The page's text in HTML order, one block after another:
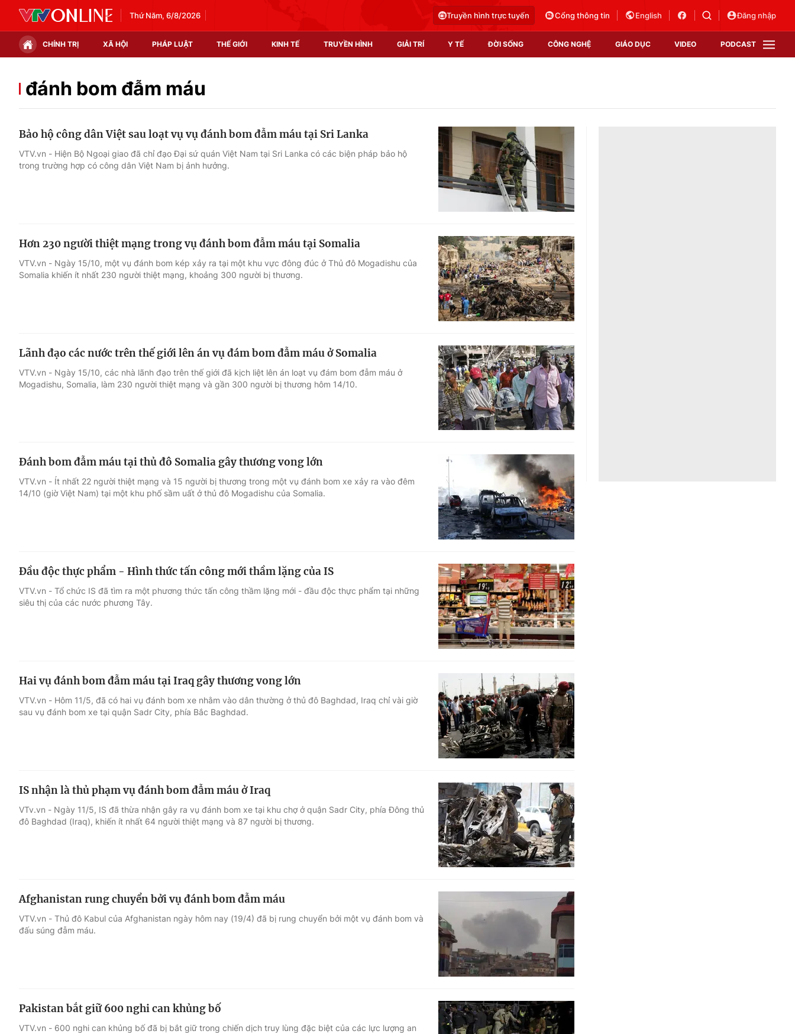
Thứ Năm, 6/8/2026 Truyền hình trực tuyến Cổng thông tin English Đăng nhập
CHÍNH TRỊ XÃ HỘI PHÁP LUẬT THẾ GIỚI KINH TẾ TRUYỀN HÌNH GIẢI TRÍ Y TẾ ĐỜI SỐNG CÔNG NGHỆ GIÁO DỤC VIDEO PODCAST
Chính trị Xã hội
Thế giới đó đây
Thị trường
Video
Shorts video
Podcast
EMagazine
Photo
Infographic
Góc ảnh
Điện ảnh
Âm nhạc
Sao
Du lịch
Làm đẹp
Chất lượng cuộc sống
Tuyển sinh
Học trực tuyến
Công nghệ
Hitech Công nghệ tương lai
Sản phẩm
Thị trường
Tư vấn
VTV Sức khoẻ
đánh bom đẫm máu
Bảo hộ công dân Việt sau loạt vụ vụ đánh bom đẫm máu tại Sri Lanka
VTV.vn - Hiện Bộ Ngoại giao đã chỉ đạo Đại sứ quán Việt Nam tại Sri Lanka có các biện pháp bảo hộ
trong trường hợp có công dân Việt Nam bị ảnh hưởng.
Hơn 230 người thiệt mạng trong vụ đánh bom đẫm máu tại Somalia
VTV.vn - Ngày 15/10, một vụ đánh bom kép xảy ra tại một khu vực đông đúc ở Thủ đô Mogadishu của
Somalia khiến ít nhất 230 người thiệt mạng, khoảng 300 người bị thương.
Lãnh đạo các nước trên thế giới lên án vụ đám bom đẫm máu ở Somalia
VTV.vn - Ngày 15/10, các nhà lãnh đạo trên thế giới đã kịch liệt lên án loạt vụ đám bom đẫm máu ở
Mogadishu, Somalia, làm 230 người thiệt mạng và gần 300 người bị thương hôm 14/10.
Đánh bom đẫm máu tại thủ đô Somalia gây thương vong lớn
VTV.vn - Ít nhất 22 người thiệt mạng và 15 người bị thương trong một vụ đánh bom xe xảy ra vào đêm
14/10 (giờ Việt Nam) tại một khu phố sầm uất ở thủ đô Mogadishu của Somalia.
Đầu độc thực phẩm - Hình thức tấn công mới thầm lặng của IS
VTV.vn - Tổ chức IS đã tìm ra một phương thức tấn công thầm lặng mới - đầu độc thực phẩm tại những
siêu thị của các nước phương Tây.
Hai vụ đánh bom đẫm máu tại Iraq gây thương vong lớn
VTV.vn - Hôm 11/5, đã có hai vụ đánh bom xe nhằm vào dân thường ở thủ đô Baghdad, Iraq chỉ vài giờ
sau vụ đánh bom xe tại quận Sadr City, phía Bắc Baghdad.
IS nhận là thủ phạm vụ đánh bom đẫm máu ở Iraq
VTv.vn - Ngày 11/5, IS đã thừa nhận gây ra vụ đánh bom xe tại khu chợ ở quận Sadr City, phía Đông thủ
đô Baghdad (Iraq), khiến ít nhất 64 người thiệt mạng và 87 người bị thương.
Afghanistan rung chuyển bởi vụ đánh bom đẫm máu
VTV.vn - Thủ đô Kabul của Afghanistan ngày hôm nay (19/4) đã bị rung chuyển bởi một vụ đánh bom và
đấu súng đẫm máu.
Pakistan bắt giữ 600 nghi can khủng bố
VTV.vn - 600 nghi can khủng bố đã bị bắt giữ trong chiến dịch truy lùng đặc biệt của các lực lượng an